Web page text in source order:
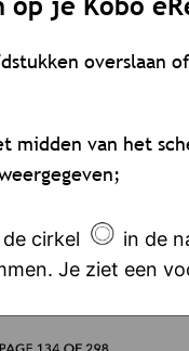
overslaan
midden van het
cirkel
in de
Je ziet een